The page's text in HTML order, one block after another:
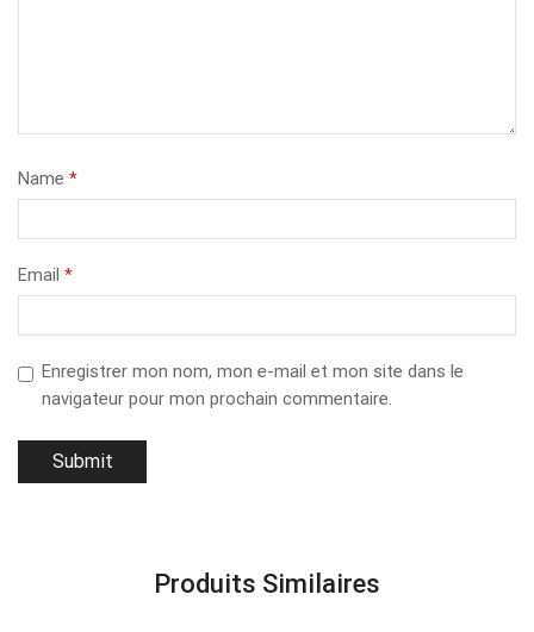
Name *
Email *
Enregistrer mon nom, mon e-mail et mon site dans le
navigateur pour mon prochain commentaire.
Produits Similaires